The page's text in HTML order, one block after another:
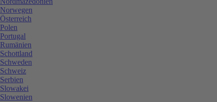
Norwegen
Österreich
Polen
Portugal
Rumänien
Schottland
Schweden
Schweiz
Serbien
Slowakei
Slowenien